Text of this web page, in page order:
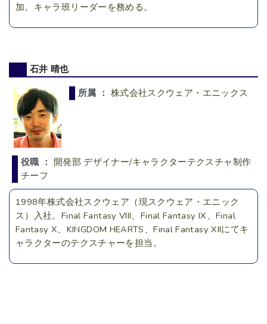
加。キャラ班リーダーを務める。
石井 晴也
所属 ： 株式会社スクウェア・エニックス
役職 ： 開発部 デザイナー/キャラクターテクスチャ制作
チーフ
1998年株式会社スクウェア（現スクウェア・エニック
ス）入社。Final Fantasy VIII、Final Fantasy IX、Final
Fantasy X、KINGDOM HEARTS、Final Fantasy XIIにてキ
ャラクターのテクスチャーを担当。